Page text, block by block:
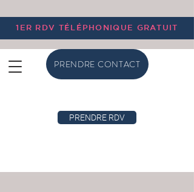
1ER RDV TÉLÉPHONIQUE GRATUIT
PRENDRE CONTACT
PRENDRE RDV